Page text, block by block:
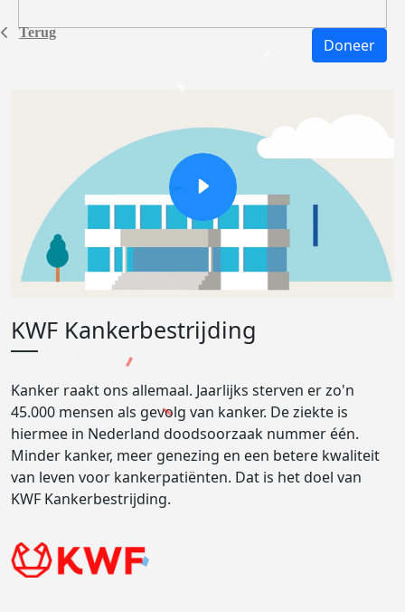
Terug
Doneer
KWF Kankerbestrijding
Kanker raakt ons allemaal. Jaarlijks sterven er zo'n
45.000 mensen als gevolg van kanker. De ziekte is
hiermee in Nederland doodsoorzaak nummer één.
Minder kanker, meer genezing en een betere kwaliteit
van leven voor kankerpatiënten. Dat is het doel van
KWF Kankerbestrijding.